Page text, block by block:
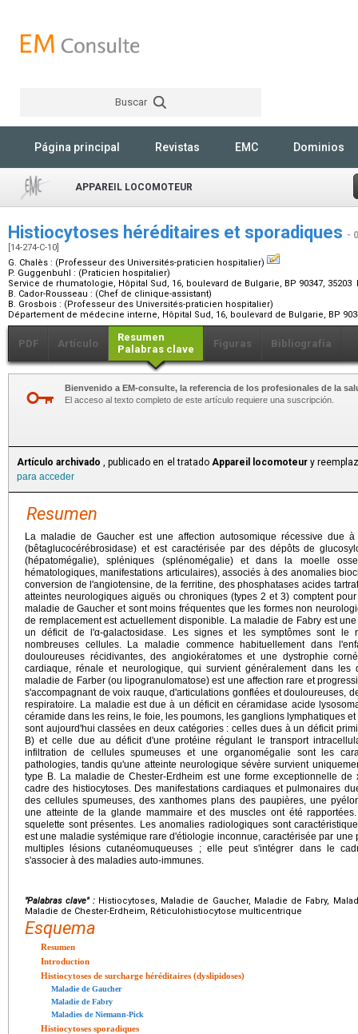
Buscar
Página principal Revistas EMC Dominios
APPAREIL LOCOMOTEUR
Histiocytoses héréditaires et sporadiques -
[14-274-C-10]
G. Chalès : (Professeur des Universités-praticien hospitalier)
P. Guggenbuhl : (Praticien hospitalier)
Service de rhumatologie, Hôpital Sud, 16, boulevard de Bulgarie, BP 90347,
B. Cador-Rousseau : (Chef de clinique-assistant)
B. Grosbois : (Professeur des Universités-praticien hospitalier)
Département de médecine interne, Hôpital Sud, 16, boulevard de Bulgarie, BP
PDF Artículo
Resumen
Palabras clave
Figuras Bibliografía
Bienvenido a EM-consulte, la referencia de los profesionales de la
El acceso al texto completo de este artículo requiere una suscripción.
Artículo archivado , publicado en el tratado Appareil locomoteury
para acceder
Resumen
La maladie de Gaucher est une affection autosomique récessive due
(bêtaglucocérébrosidase) et est caractérisée par des dépôts de
(hépatomégalie), spléniques (splénomégalie) et dans la moelle
hématologiques, manifestations articulaires), associés à des anomalies
conversion de l'angiotensine, de la ferritine, des phosphatases acides
atteintes neurologiques aiguës ou chroniques (types 2 et 3) comptent
maladie de Gaucher et sont moins fréquentes que les formes non
de remplacement est actuellement disponible. La maladie de Fabry est
un déficit de l'α-galactosidase. Les signes et les symptômes sont le
nombreuses cellules. La maladie commence habituellement dans
douloureuses récidivantes, des angiokératomes et une dystrophie
cardiaque, rénale et neurologique, qui survient généralement dans les
maladie de Farber (ou lipogranulomatose) est une affection rare et
s'accompagnant de voix rauque, d'articulations gonflées et douloureuses,
respiratoire. La maladie est due à un déficit en céramidase acide
céramide dans les reins, le foie, les poumons, les ganglions lymphatiques
sont aujourd'hui classées en deux catégories : celles dues à un déficit
B) et celle due au déficit d'une protéine régulant le transport
infiltration de cellules spumeuses et une organomégalie sont les
pathologies, tandis qu'une atteinte neurologique sévère survient
type B. La maladie de Chester-Erdheim est une forme exceptionnelle
cadre des histiocytoses. Des manifestations cardiaques et pulmonaires
des cellules spumeuses, des xanthomes plans des paupières, une
une atteinte de la glande mammaire et des muscles ont été
squelette sont présentes. Les anomalies radiologiques sont
est une maladie systémique rare d'étiologie inconnue, caractérisée par une
multiples lésions cutanéomuqueuses ; elle peut s'intégrer dans le
s'associer à des maladies auto-immunes.
"Palabras clave" :Histiocytoses, Maladie de Gaucher, Maladie de Fabry,
Maladie de Chester-Erdheim, Réticulohistiocytose multicentrique
Esquema
Resumen
Introduction
Histiocytoses de surcharge héréditaires (dyslipidoses)
Maladie de Gaucher
Maladie de Fabry
Maladies de Niemann-Pick
Histiocytoses sporadiques